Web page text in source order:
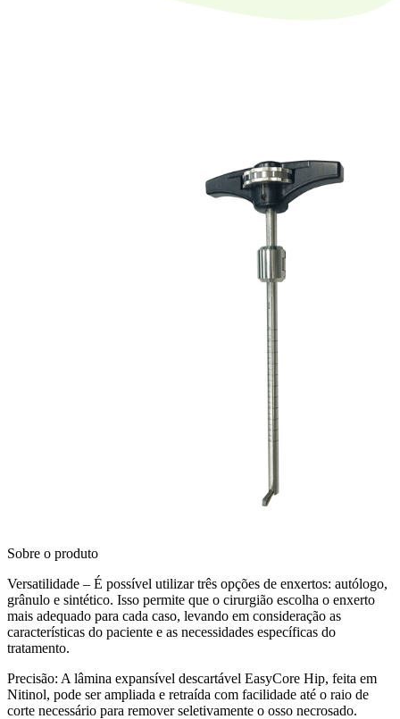
Sobre o produto
Versatilidade – É possível utilizar três opções de enxertos: autólogo,
grânulo e sintético. Isso permite que o cirurgião escolha o enxerto
mais adequado para cada caso, levando em consideração as
características do paciente e as necessidades específicas do
tratamento.
Precisão: A lâmina expansível descartável EasyCore Hip, feita em
Nitinol, pode ser ampliada e retraída com facilidade até o raio de
corte necessário para remover seletivamente o osso necrosado.